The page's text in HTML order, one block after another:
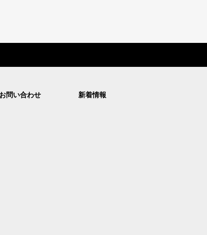
お問い合わせ 新着情報